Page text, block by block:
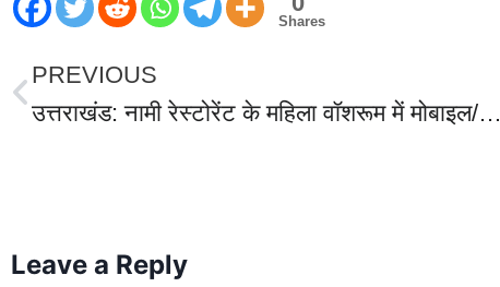
Shares
PREVIOUS
उत्तराखंड: नामी रेस्टोरेंट के महिला वॉशरूम में मोबाइल/डिवाइस लगाकर महिलाओ की आपत्तिजनक क्लिप बनाने वाले अभियुक्त को दून पुलिस ने किया गिरफ्तार।
Leave a Reply